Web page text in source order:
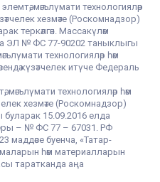
мәгълүмати технологияләр
хезмәте (Роскомнадзор)
теркәлгән. Массакүләм
ЭЛ № ФС 77-90202 таныклыгы
технологияләр һәм
күзәтчелек итүче Федераль
технологияләр һәм
хезмәте (Роскомнадзор)
15.09.2016 елда
– № ФС 77 – 67031. РФ
маддәсе буенча, «Татар-
һәм материалларын
таратканда аңа